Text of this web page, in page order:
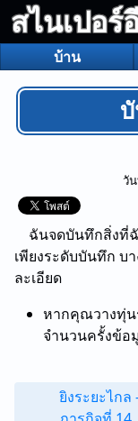
สไนเปอร์
บ้าน
วั
ฉันจดบันทึกสิ่งที่ฉั
เพียงระดับบันทึก บ
ละเอียด
หากคุณวางทุ่น
จํานวนครั้งข้อ
ยิงระยะไกล